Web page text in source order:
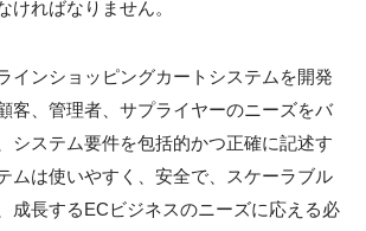
ければなりません。
インショッピングカートシステムを開発
客、管理者、サプライヤーのニーズをバ
システム要件を包括的かつ正確に記述す
ムは使いやすく、安全で、スケーラブル
成長するECビジネスのニーズに応える必